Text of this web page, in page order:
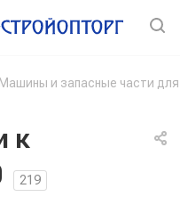
Машины и запасные части
к
219